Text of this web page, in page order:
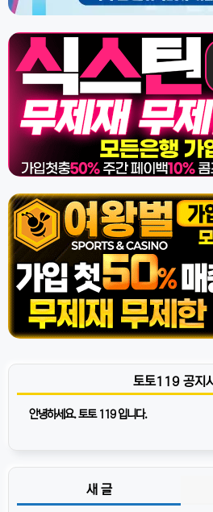
토토119 공지
안녕하세요. 토토 119 입니다.
새 글